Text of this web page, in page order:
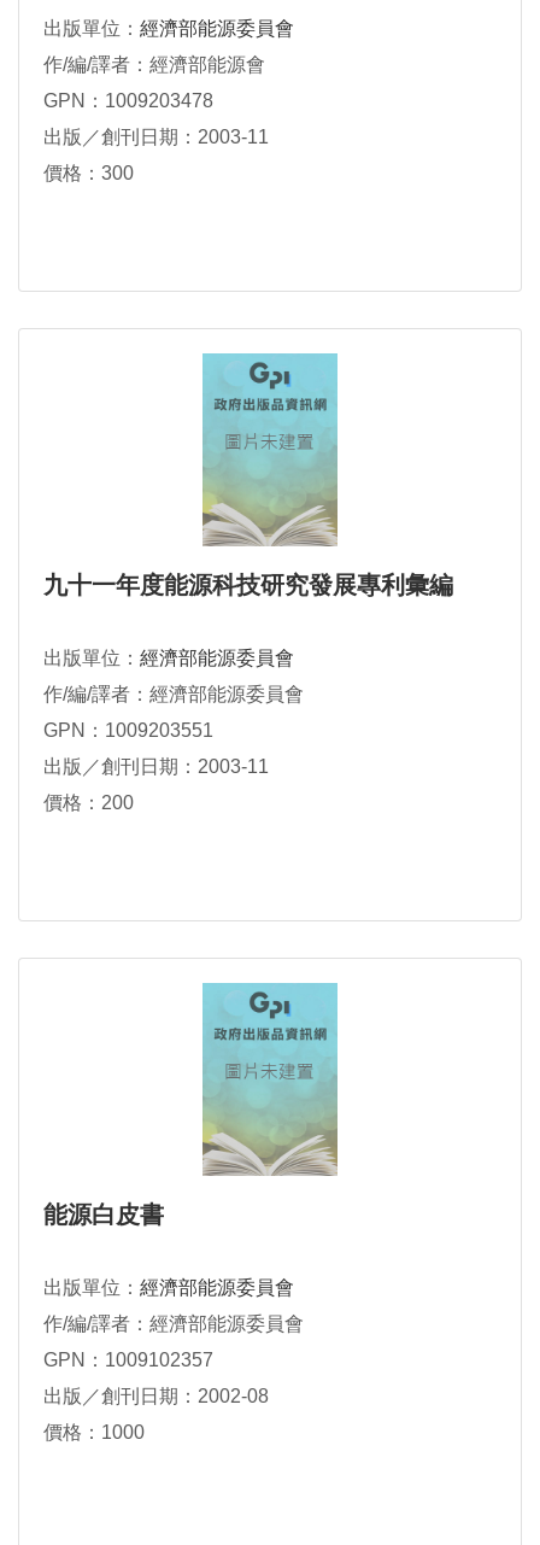
出版單位： 經濟部能源委員會
作/編/譯者：經濟部能源會
GPN：1009203478
出版／創刊日期：2003-11
價格：300
九十一年度能源科技研究發展專利彙編
出版單位： 經濟部能源委員會
作/編/譯者：經濟部能源委員會
GPN：1009203551
出版／創刊日期：2003-11
價格：200
能源白皮書
出版單位： 經濟部能源委員會
作/編/譯者：經濟部能源委員會
GPN：1009102357
出版／創刊日期：2002-08
價格：1000